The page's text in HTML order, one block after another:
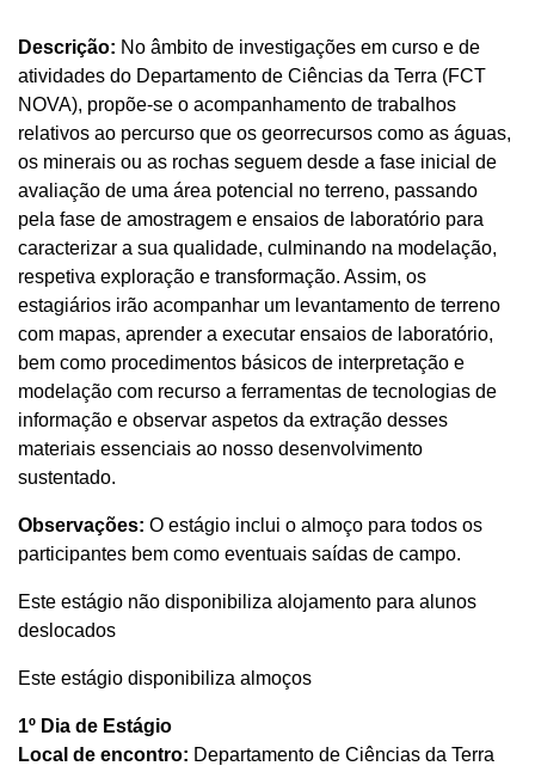
Descrição: No âmbito de investigações em curso e de
atividades do Departamento de Ciências da Terra (FCT
NOVA), propõe-se o acompanhamento de trabalhos
relativos ao percurso que os georrecursos como as águas,
os minerais ou as rochas seguem desde a fase inicial de
avaliação de uma área potencial no terreno, passando
pela fase de amostragem e ensaios de laboratório para
caracterizar a sua qualidade, culminando na modelação,
respetiva exploração e transformação. Assim, os
estagiários irão acompanhar um levantamento de terreno
com mapas, aprender a executar ensaios de laboratório,
bem como procedimentos básicos de interpretação e
modelação com recurso a ferramentas de tecnologias de
informação e observar aspetos da extração desses
materiais essenciais ao nosso desenvolvimento
sustentado.
Observações: O estágio inclui o almoço para todos os
participantes bem como eventuais saídas de campo.
Este estágio não disponibiliza alojamento para alunos
deslocados
Este estágio disponibiliza almoços
1º Dia de Estágio
Local de encontro: Departamento de Ciências da Terra